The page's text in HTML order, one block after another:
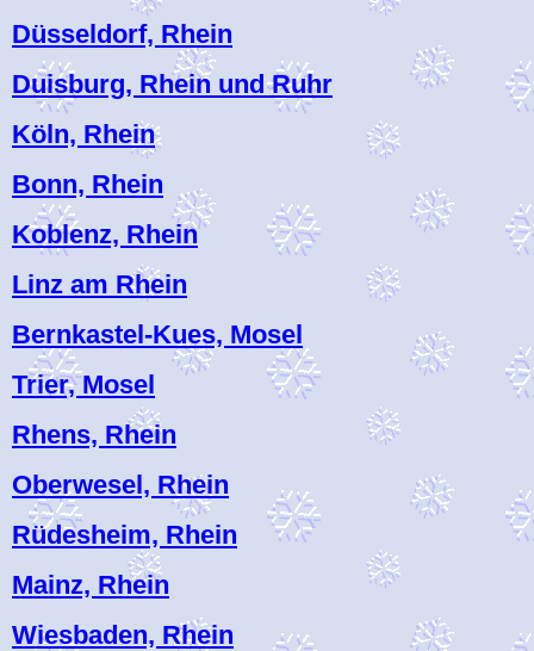
Düsseldorf, Rhein
Duisburg, Rhein und Ruhr
Köln, Rhein
Bonn, Rhein
Koblenz, Rhein
Linz am Rhein
Bernkastel-Kues, Mosel
Trier, Mosel
Rhens, Rhein
Oberwesel, Rhein
Rüdesheim, Rhein
Mainz, Rhein
Wiesbaden, Rhein